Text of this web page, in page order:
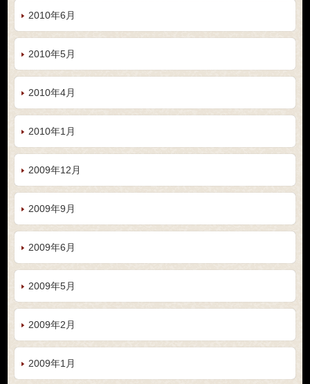
2010年6月
2010年5月
2010年4月
2010年1月
2009年12月
2009年9月
2009年6月
2009年5月
2009年2月
2009年1月